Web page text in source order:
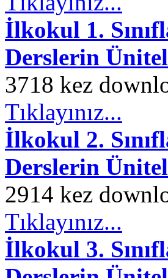
İlkokul 1.
Derslerin
3718 kez
Tıklayınız...
İlkokul 2.
Derslerin
2914 kez
Tıklayınız...
İlkokul 3.